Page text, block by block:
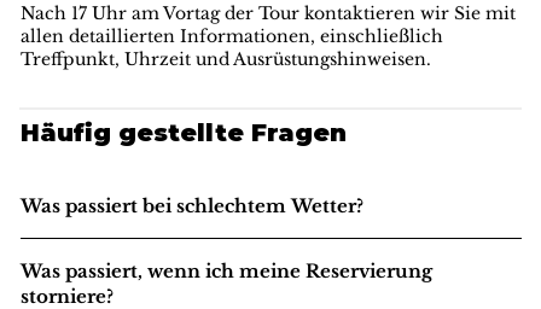
Nach 17 Uhr am Vortag der Tour kontaktieren wir Sie mit
allen detaillierten Informationen, einschließlich
Treffpunkt, Uhrzeit und Ausrüstungshinweisen.
Häufig gestellte Fragen
Was passiert bei schlechtem Wetter?
Was passiert, wenn ich meine Reservierung
storniere?